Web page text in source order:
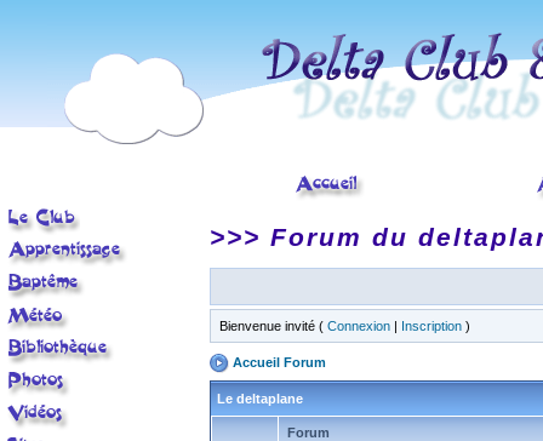
>>> Forum du
Bienvenue invité ( Connexion | Inscription )
Accueil Forum
Le deltaplane
Forum